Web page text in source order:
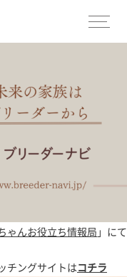
ゃんお役立ち情報局 」にて
チングサイトはコチラ